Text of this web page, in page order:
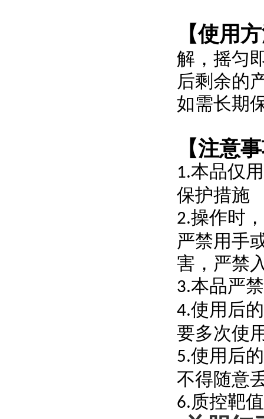
【使用
解，摇匀
后剩余的
如需长期
【注意
1.本品仅
保护措施
2.操作时
严禁用手
害，严禁
3.本品严
4.使用后
要多次使
5.使用后
不得随意
6.质控靶